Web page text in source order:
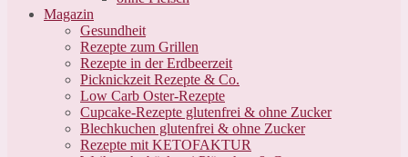
Magazin
Gesundheit
Rezepte zum Grillen
Rezepte in der Erdbeerzeit
Picknickzeit Rezepte & Co.
Low Carb Oster-Rezepte
Cupcake-Rezepte glutenfrei & ohne Zucker
Blechkuchen glutenfrei & ohne Zucker
Rezepte mit KETOFAKTUR